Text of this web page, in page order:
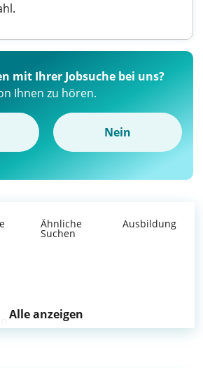
mit Ihrer Jobsuche bei uns?
Ihnen zu hören.
Nein
Ähnliche
Suchen
Ausbildung
Alle anzeigen